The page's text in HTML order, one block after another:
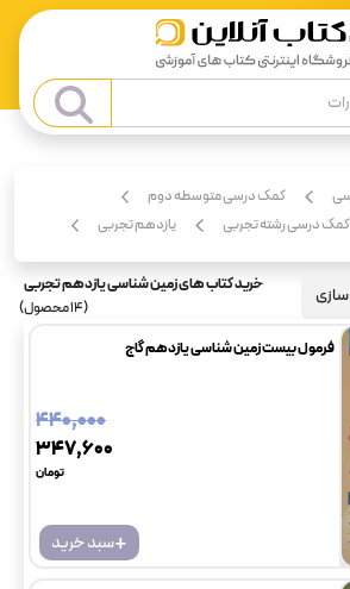
کمک درسی متوسطه دوم
کمک درسی رشته تجربی
یازدهم تجربی
خرید کتاب های زمین شناسی یازدهم تجربی
(
14محصول)
فرمول بیست زمین شناسی یازدهم گاج
+سبد خرید
۴۴۰٬۰۰۰
۳۴۷٬۶۰۰
تومان